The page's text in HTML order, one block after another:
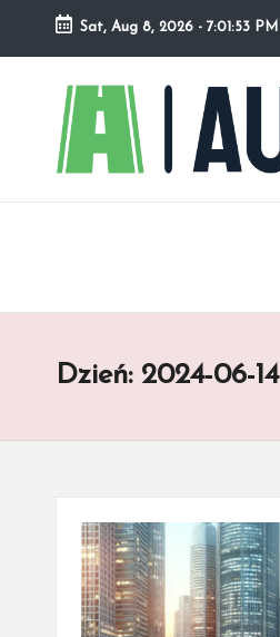
Sat, Aug 8, 2026 - 7:01:54 PM
Dzień: 2024-06-14